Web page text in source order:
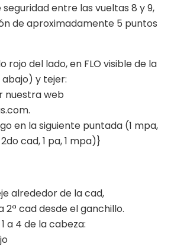
entre las vueltas 8 y 9,
de aproximadamente 5 puntos
rojo del lado, en FLO visible de la
y tejer:
nuestra web
en la siguiente puntada (1 mpa,
cad, 1 pa, 1 mpa)}
alrededor de la cad,
2ª cad desde el ganchillo.
a 4 de la cabeza: